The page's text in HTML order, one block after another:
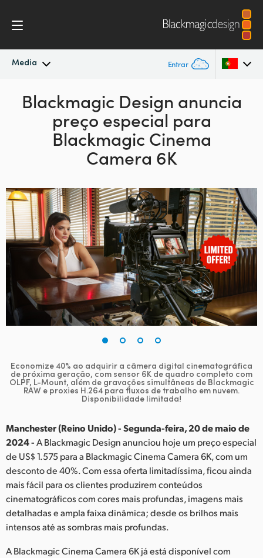
Media Entrar
Novidades
Imagens para Imprensa
Argentina
Australia
Austria
Canada
China
Denmark
Finland
France
Germany
India
Japan
Korea
Mexico
Malaysia
Netherlands
New Zealand
Blackmagic Design anuncia
preçoespecial para
Blackmagic Cinema
Camera 6K
Economize 40% ao adquirir a câmera digital cinematográfica
de próxima geração, com sensor 6K de quadro completo com
OLPF, L-Mount, além de gravações simultâneas de Blackmagic
RAW e proxies H.264 para fluxos de trabalho em nuvem.
Disponibilidade limitada!
Manchester (Reino Unido) - Segunda-feira, 20 de maio de
2024 -A Blackmagic Design anunciou hoje um preço especial
de US$ 1.575 para a Blackmagic Cinema Camera 6K, com um
desconto de 40%. Com essa oferta limitadíssima, ficou ainda
mais fácil para os clientes produzirem conteúdos
cinematográficos com cores mais profundas, imagens mais
detalhadas e ampla faixa dinâmica; desde os brilhos mais
intensos até as sombras mais profundas.
A Blackmagic Cinema Camera 6K já está disponível com